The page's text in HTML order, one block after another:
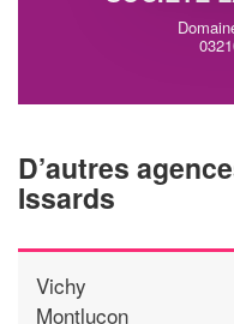
D’autres
Issards
Vichy
Montlucon